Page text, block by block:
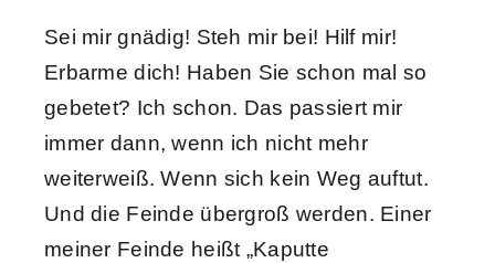
Sei mir gnädig! Steh mir bei! Hilf mir!
Erbarme dich! Haben Sie schon mal so
gebetet? Ich schon. Das passiert mir
immer dann, wenn ich nicht mehr
weiterweiß. Wenn sich kein Weg auftut.
Und die Feinde übergroß werden. Einer
meiner Feinde heißt „Kaputte